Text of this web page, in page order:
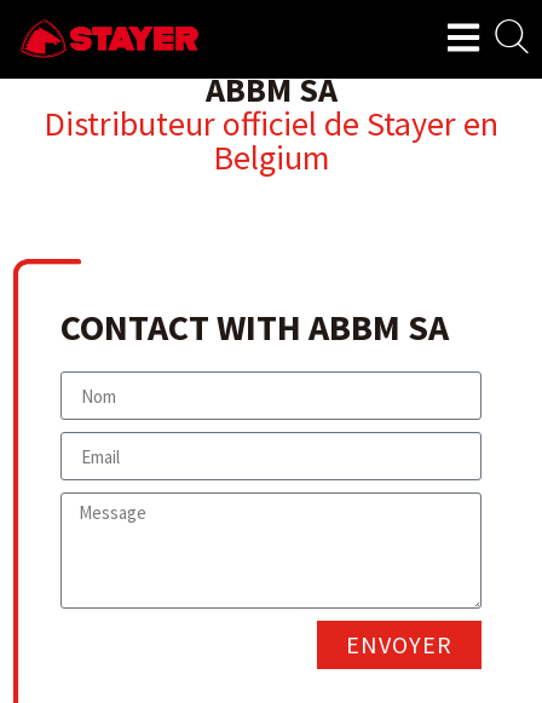
ABBM SA
Distributeur officiel de Stayer en
Belgium
CONTACT WITH ABBM SA
ENVOYER